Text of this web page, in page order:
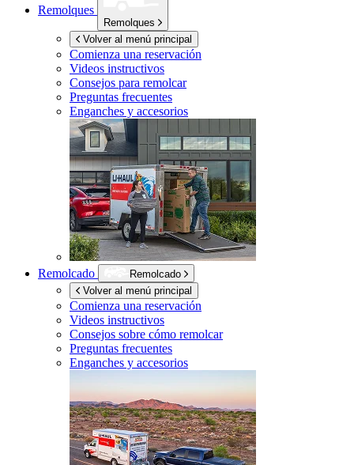
Remolques
Remolques
Volver al menú principal
Comienza una reservación
Videos instructivos
Consejos para remolcar
Preguntas frecuentes
Enganches y accesorios
Remolcado
Remolcado
Volver al menú principal
Comienza una reservación
Videos instructivos
Consejos sobre cómo remolcar
Preguntas frecuentes
Enganches y accesorios